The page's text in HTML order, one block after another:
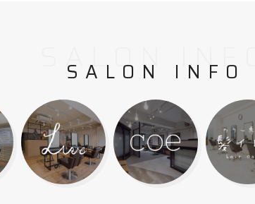
SALON INFO
SALON INFO